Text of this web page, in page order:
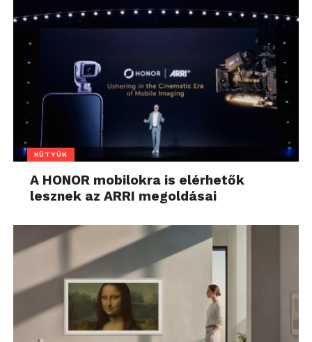
KÜTYÜK
A HONOR mobilokra is elérhetők
lesznek az ARRI megoldásai